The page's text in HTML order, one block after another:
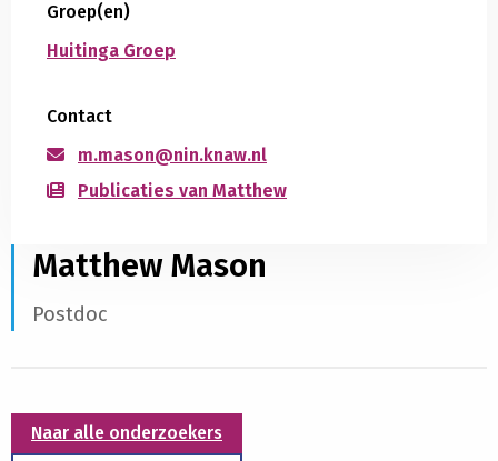
Groep(en)
Huitinga Groep
Contact
m.mason@nin.knaw.nl
Publicaties van Matthew
Matthew Mason
Postdoc
Naar alle onderzoekers